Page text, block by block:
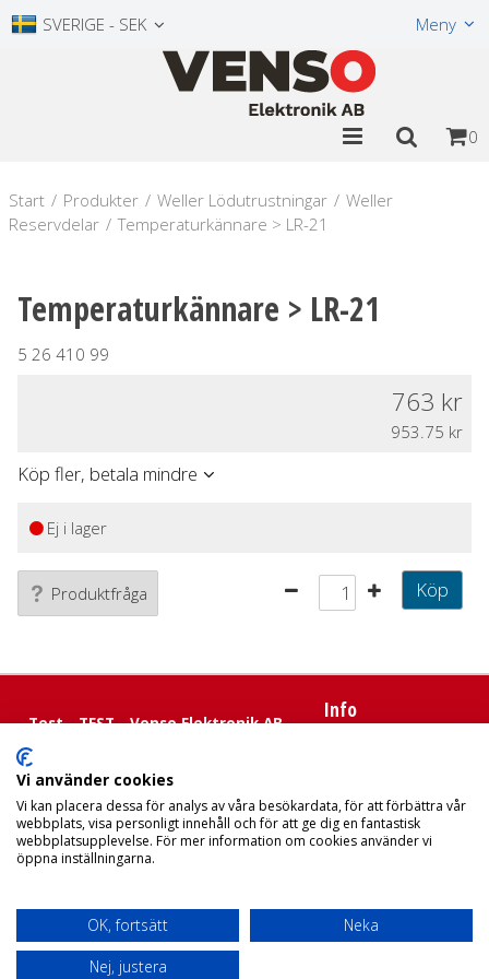
SVERIGE - SEK Meny
0
Start / Produkter / Weller Lödutrustningar / Weller
Reservdelar / Temperaturkännare > LR-21
Temperaturkännare > LR-21
5 26 410 99
763
953.75
Köp fler, betala mindre
Ej i lager
Produktfråga Köp
Test - TEST - Venso Elektronik AB
E-post:
Telefon:
Adress: Ögärdesvägen 21
433 30 PARTILLE
Org.nr: 556381-3624
Info
Hjälp
För nya kunder
Mitt konto
Leverans
Vi använder cookies
Vi kan placera dessa för analys av våra besökardata, för att förbättra vår
webbplats, visa personligt innehåll och för att ge dig en fantastisk
webbplatsupplevelse. För mer information om cookies använder vi
öppna inställningarna.
OK, fortsätt
Neka
Nej, justera